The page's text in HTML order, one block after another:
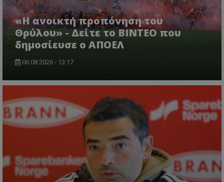
«Η ανοικτή προπόνηση του
Θρύλου» - Δείτε το ΒΙΝΤΕΟ που
δημοσίευσε ο ΑΠΟΕΛ
06.08.2026 - 13:17